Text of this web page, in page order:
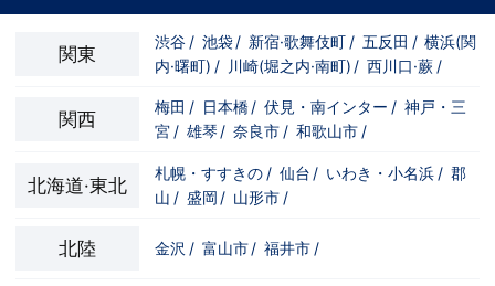
関東
渋谷 / 池袋 / 新宿·歌舞伎町 / 五反田 / 横浜(関
内·曙町) / 川崎(堀之内·南町) / 西川口·蕨 /
関西
梅田 / 日本橋 / 伏見・南インター / 神戸・三
宮 / 雄琴 / 奈良市 / 和歌山市 /
北海道·東北
札幌・すすきの / 仙台 / いわき・小名浜 / 郡
山 / 盛岡 / 山形市 /
北陸 金沢 / 富山市 / 福井市 /